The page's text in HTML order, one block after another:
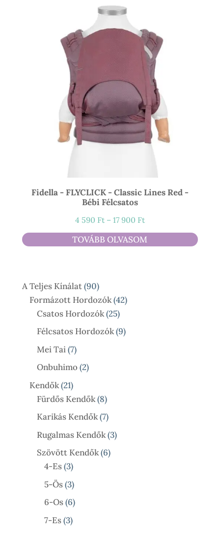
Fidella - FLYCLICK - Classic Lines Red -
Bébi Félcsatos
4 590 Ft – 17 900 FtÁrtartomány:
4
590 Ft
TOVÁBB OLVASOM
A Teljes Kínálat 9090
Termék
Formázott Hordozók 4242
Csatos Hordozók 2525
Termék
Félcsatos Hordozók 99
Mei Tai 77
Termék
Onbuhimo 22
Kendők 2121
Termék
Fürdős Kendők 88
Termék
Karikás Kendők 77
Termék
Rugalmas Kendők 33
Szövött Kendők 66
4-Es 33
Termék
5-Ös 33
Termék
6-Os 66
7-Es 33